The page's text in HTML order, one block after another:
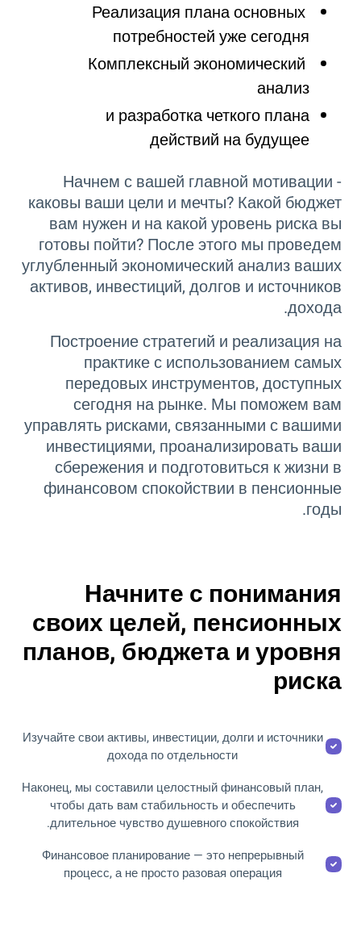
Реализация плана основных
потребностей уже сегодня
Комплексный экономический
анализ
и разработка четкого плана
действий на будущее
Начнем с вашей главной мотивации -
каковы ваши цели и мечты? Какой бюджет
вам нужен и на какой уровень риска вы
готовы пойти? После этого мы проведем
углубленный экономический анализ ваших
активов, инвестиций, долгов и источников
дохода.
Построение стратегий и реализация на
практике с использованием самых
передовых инструментов, доступных
сегодня на рынке. Мы поможем вам
управлять рисками, связанными с вашими
инвестициями, проанализировать ваши
сбережения и подготовиться к жизни в
финансовом спокойствии в пенсионные
годы.
Начните с понимания
своих целей, пенсионных
планов, бюджета и уровня
риска
Изучайте свои активы, инвестиции, долги и источники
дохода по отдельности
Наконец, мы составили целостный финансовый план,
чтобы дать вам стабильность и обеспечить
длительное чувство душевного спокойствия.
Финансовое планирование — это непрерывный
процесс, а не просто разовая операция